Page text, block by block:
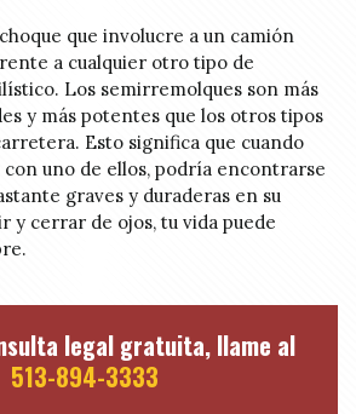
que involucre a un camión
a cualquier otro tipo de
Los semirremolques son más
y más potentes que los otros tipos
Esto significa que cuando
uno de ellos, podría encontrarse
graves y duraderas en su
y cerrar de ojos, tu vida puede
legal gratuita, llame al
513-894-3333